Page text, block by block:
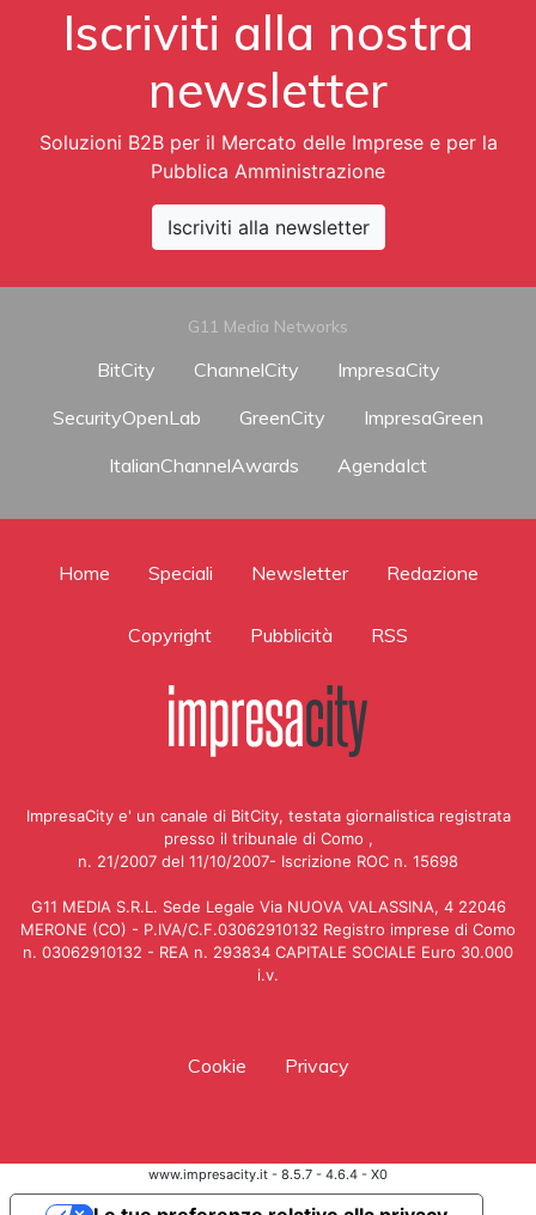
Iscriviti alla nostra
newsletter
Soluzioni B2B per il Mercato delle Imprese e per la
Pubblica Amministrazione
Iscriviti alla newsletter
G11 Media Networks
BitCity ChannelCity
ImpresaCity
SecurityOpenLab
GreenCity
ImpresaGreen
ItalianChannelAwards
AgendaIct
Home Speciali Newsletter Redazione
Copyright Pubblicità RSS
ImpresaCity e' un canale di BitCity, testata giornalistica registrata
presso il tribunale di Como ,
n. 21/2007 del 11/10/2007- Iscrizione ROC n. 15698
G11 MEDIA S.R.L. Sede Legale Via NUOVA VALASSINA, 4 22046
MERONE (CO) - P.IVA/C.F.03062910132 Registro imprese di Como
n. 03062910132 - REA n. 293834 CAPITALE SOCIALE Euro 30.000
i.v.
Cookie Privacy
www.impresacity.it - 8.5.7 - 4.6.4 - X0